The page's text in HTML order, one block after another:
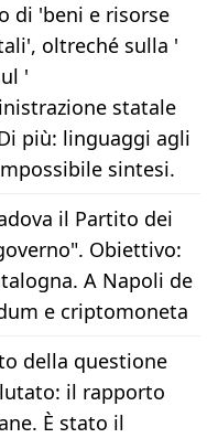
di 'beni e risorse
oltreché sulla '
'
statale
più: linguaggi agli
sintesi.
il Partito dei
Obiettivo:
A Napoli de
e criptomoneta
della questione
il rapporto
È stato il